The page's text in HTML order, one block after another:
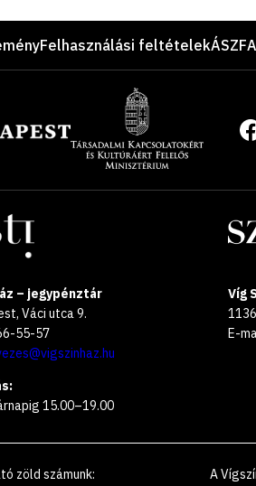
Felhasználási feltételekÁSZF
– jegypénztár
Váci utca 9.
55-57
15.00–19.00
Víg
E-
zöld számunk:
A